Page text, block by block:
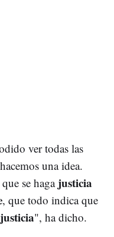
ver todas las
una idea.
se hagajusticia
, que todo indica que
justicia", ha dicho.